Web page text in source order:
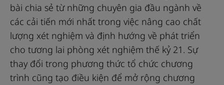
bài chia sẻ từ những chuyên gia đầu ngành về
các cải tiến mới nhất trong việc nâng cao chất
lượng xét nghiệm và định hướng về phát triển
cho tương lai phòng xét nghiệm thế kỷ 21. Sự
thay đổi trong phương thức tổ chức chương
trình cũng tạo điều kiện để mở rộng chương